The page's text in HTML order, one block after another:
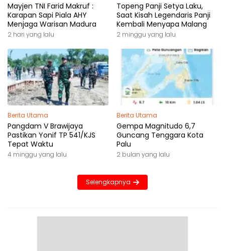
Mayjen TNI Farid Makruf :
Karapan Sapi Piala AHY
Menjaga Warisan Madura
2 hari yang lalu
Topeng Panji Setya Laku,
Saat Kisah Legendaris Panji
Kembali Menyapa Malang
2 minggu yang lalu
Berita Utama
Pangdam V Brawijaya
Pastikan Yonif TP 541/KJS
Tepat Waktu
4 minggu yang lalu
Berita Utama
Gempa Magnitudo 6,7
Guncang Tenggara Kota
Palu
2 bulan yang lalu
Selengkapnya